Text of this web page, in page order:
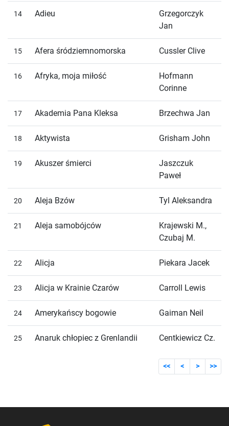
14 Adieu
Grzegorczyk
Jan
15 Afera śródziemnomorska Cussler Clive
16 Afryka, moja miłość
Hofmann
Corinne
17 Akademia Pana Kleksa Brzechwa Jan
18 Aktywista Grisham John
19 Akuszer śmierci
Jaszczuk
Paweł
20 Aleja Bzów Tyl Aleksandra
21 Aleja samobójców
Krajewski M.,
Czubaj M.
22 Alicja Piekara Jacek
23 Alicja w Krainie Czarów Carroll Lewis
24 Amerykańscy bogowie Gaiman Neil
25 Anaruk chłopiec z Grenlandii Centkiewicz Cz.
<< < > >>